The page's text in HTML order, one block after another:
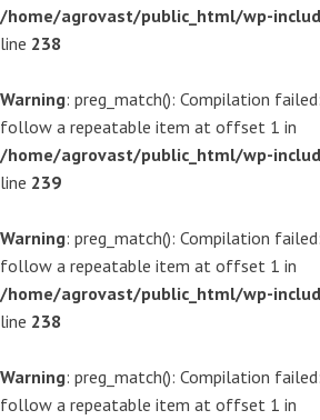
/home/agrovast/public_html/wp-
line 238
Warning: preg_match(): Compilation
follow a repeatable item at offset 1 in
/home/agrovast/public_html/wp-
line 239
Warning: preg_match(): Compilation
follow a repeatable item at offset 1 in
/home/agrovast/public_html/wp-
line 238
Warning: preg_match(): Compilation
follow a repeatable item at offset 1 in